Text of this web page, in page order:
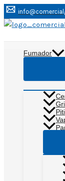
Ir
al
Fumador